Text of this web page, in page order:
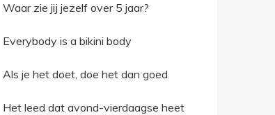
Waar zie jij jezelf over 5 jaar?
Everybody is a bikini body
Als je het doet, doe het dan goed
Het leed dat avond-vierdaagse heet